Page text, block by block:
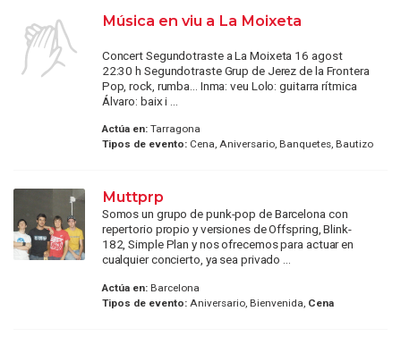
Música en viu a La Moixeta
Concert Segundotraste a La Moixeta 16 agost
22:30 h Segundotraste Grup de Jerez de la Frontera
Pop, rock, rumba... Inma: veu Lolo: guitarra rítmica
Álvaro: baix i ...
Actúa en:Tarragona
Tipos de evento:Cena, Aniversario, Banquetes, Bautizo
Muttprp
Somos un grupo de punk-pop de Barcelona con
repertorio propio y versiones de Offspring, Blink-
182, Simple Plan y nos ofrecemos para actuar en
cualquier concierto, ya sea privado ...
Actúa en:Barcelona
Tipos de evento:Aniversario, Bienvenida, Cena